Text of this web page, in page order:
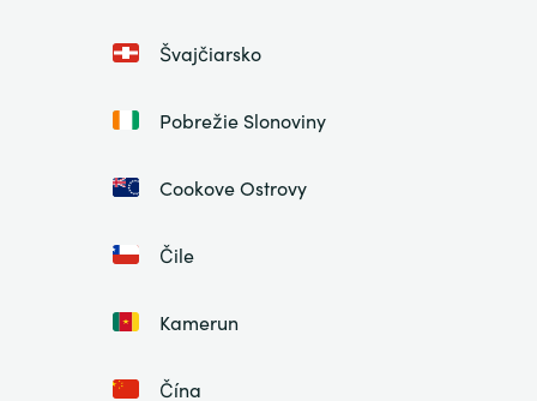
Švajčiarsko
Pobrežie Slonoviny
Cookove Ostrovy
Čile
Kamerun
Čína